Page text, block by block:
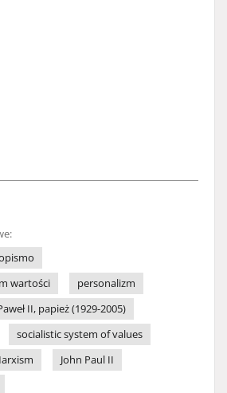
wartości
personalizm
II, papież (1929-2005)
socialistic system of values
John Paul II